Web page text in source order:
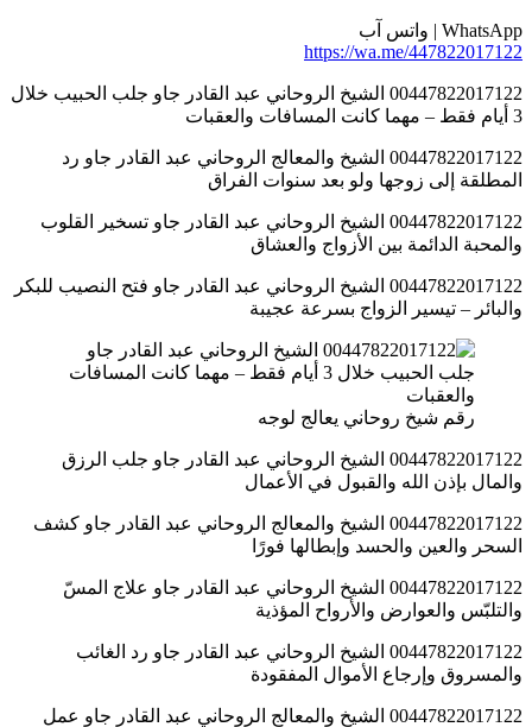
WhatsApp | واتس آب
https://wa.me/447822017122
00447822017122 الشيخ الروحاني عبد القادر جاو جلب الحبيب خلال
3 أيام فقط – مهما كانت المسافات والعقبات
00447822017122 الشيخ والمعالج الروحاني عبد القادر جاو رد
المطلقة إلى زوجها ولو بعد سنوات الفراق
00447822017122 الشيخ الروحاني عبد القادر جاو تسخير القلوب
والمحبة الدائمة بين الأزواج والعشاق
00447822017122 الشيخ الروحاني عبد القادر جاو فتح النصيب للبكر
والبائر – تيسير الزواج بسرعة عجيبة
رقم شيخ روحاني يعالج لوجه
00447822017122 الشيخ الروحاني عبد القادر جاو جلب الرزق
والمال بإذن الله والقبول في الأعمال
00447822017122 الشيخ والمعالج الروحاني عبد القادر جاو كشف
السحر والعين والحسد وإبطالها فورًا
00447822017122 الشيخ الروحاني عبد القادر جاو علاج المسّ
والتلبّس والعوارض والأرواح المؤذية
00447822017122 الشيخ الروحاني عبد القادر جاو رد الغائب
والمسروق وإرجاع الأموال المفقودة
00447822017122 الشيخ والمعالج الروحاني عبد القادر جاو عمل